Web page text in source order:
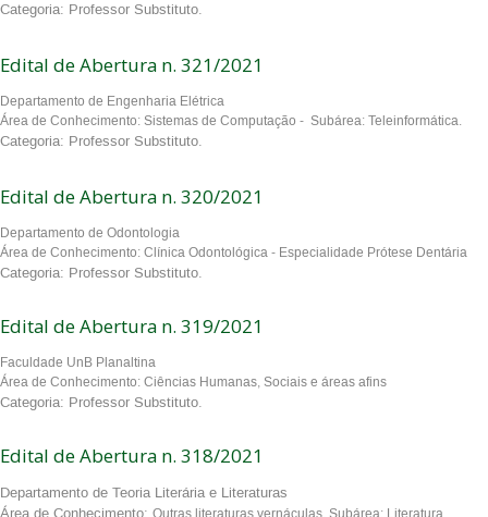
Categoria: Professor Substituto.
Edital de Abertura n. 321/2021
Departamento de Engenharia Elétrica
Área de Conhecimento: Sistemas de Computação - Subárea: Teleinformática.
Categoria: Professor Substituto.
Edital de Abertura n. 320/2021
Departamento de Odontologia
Área de Conhecimento: Clínica Odontológica - Especialidade Prótese Dentária
Categoria: Professor Substituto.
Edital de Abertura n. 319/2021
Faculdade UnB Planaltina
Área de Conhecimento: Ciências Humanas, Sociais e áreas afins
Categoria: Professor Substituto.
Edital de Abertura n. 318/2021
Departamento de Teoria Literária e Literaturas